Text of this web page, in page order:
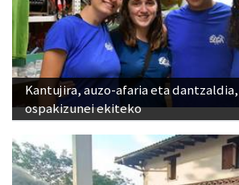
Kantujira, auzo-afaria eta
ospakizunei ekiteko